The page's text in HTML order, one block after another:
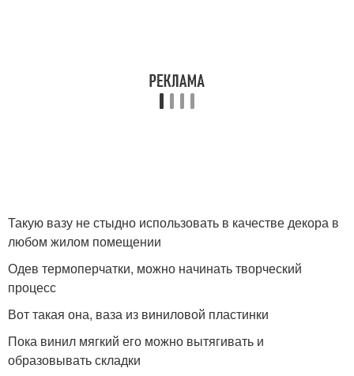
Такую вазу не стыдно использовать в качестве декора в
любом жилом помещении
Одев термоперчатки, можно начинать творческий
процесс
Вот такая она, ваза из виниловой пластинки
Пока винил мягкий его можно вытягивать и
образовывать складки